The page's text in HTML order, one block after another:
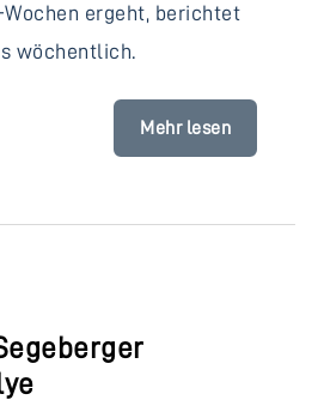
Wochen ergeht, berichtet
wöchentlich.
Mehr lesen